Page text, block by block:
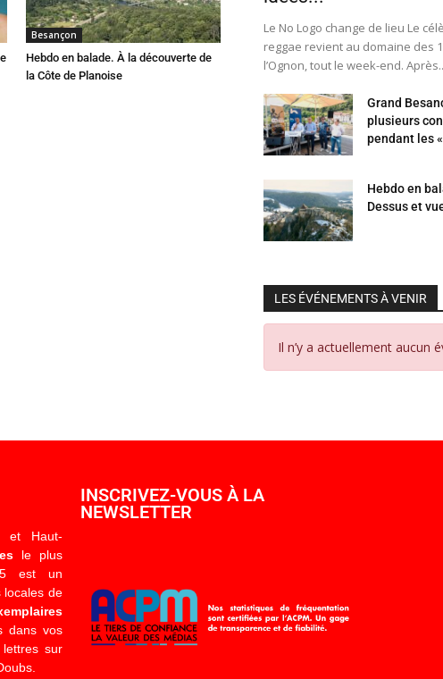
Besançon
Hebdo en balade. À la découverte de
la Côte de Planoise
Le No Logo change de lieu Le
reggae revient au domaine des
l’Ognon, tout le week-end.
Grand
plusieurs
pendant les
Hebdo en
Dessus et
LES ÉVÉNEMENTS À VENIR
Il n’y a actuellement aucun
et Haut-
le plus
est un
locales de
dans vos
sur
INSCRIVEZ-VOUS À LA
NEWSLETTER